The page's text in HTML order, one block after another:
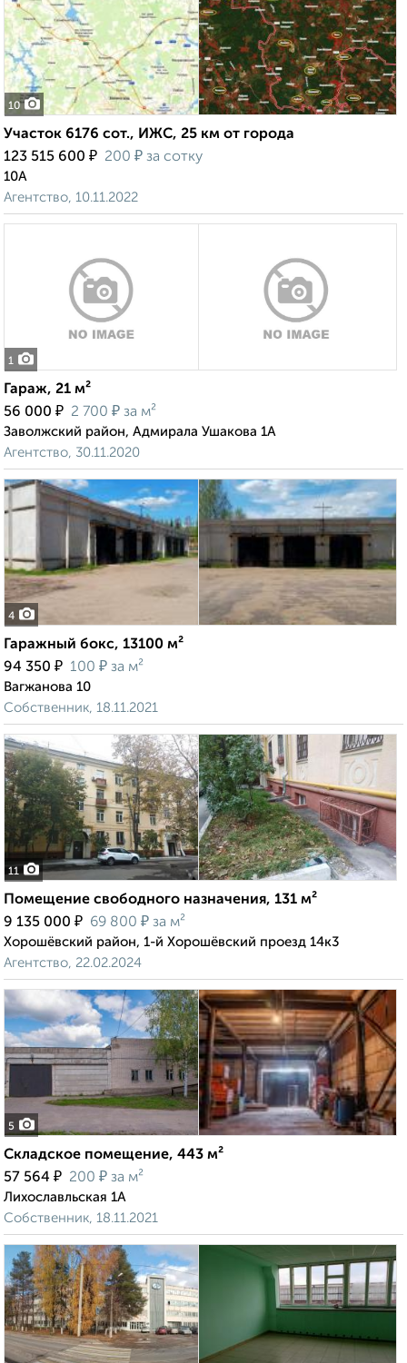
10
Участок 6176 сот., ИЖС, 25 км от города
123 515 600 ₽ 200 ₽ за сотку
10А
Агентство, 10.11.2022
1
Гараж, 21 м²
56 000 ₽ 2 700 ₽ за м²
Заволжский район, Адмирала Ушакова 1А
Агентство, 30.11.2020
4
Гаражный бокс, 13100 м²
94 350 ₽ 100 ₽ за м²
Вагжанова 10
Собственник, 18.11.2021
11
Помещение свободного назначения, 131 м²
9 135 000 ₽ 69 800 ₽ за м²
Хорошёвский район, 1-й Хорошёвский проезд 14к3
Агентство, 22.02.2024
5
Складское помещение, 443 м²
57 564 ₽ 200 ₽ за м²
Лихославльская 1А
Собственник, 18.11.2021